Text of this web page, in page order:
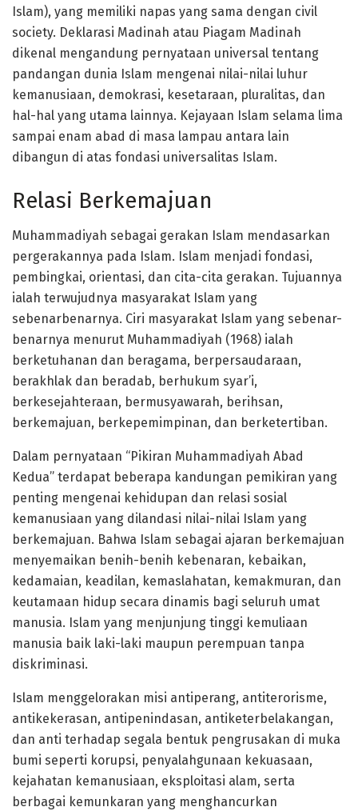
Islam), yang memiliki napas yang sama dengan civil
society. Deklarasi Madinah atau Piagam Madinah
dikenal mengandung pernyataan universal tentang
pandangan dunia Islam mengenai nilai-nilai luhur
kemanusiaan, demokrasi, kesetaraan, pluralitas, dan
hal-hal yang utama lainnya. Kejayaan Islam selama lima
sampai enam abad di masa lampau antara lain
dibangun di atas fondasi universalitas Islam.
Relasi Berkemajuan
Muhammadiyah sebagai gerakan Islam mendasarkan
pergerakannya pada Islam. Islam menjadi fondasi,
pembingkai, orientasi, dan cita-cita gerakan. Tujuannya
ialah terwujudnya masyarakat Islam yang
sebenarbenarnya. Ciri masyarakat Islam yang sebenar-
benarnya menurut Muhammadiyah (1968) ialah
berketuhanan dan beragama, berpersaudaraan,
berakhlak dan beradab, berhukum syar’i,
berkesejahteraan, bermusyawarah, berihsan,
berkemajuan, berkepemimpinan, dan berketertiban.
Dalam pernyataan “Pikiran Muhammadiyah Abad
Kedua” terdapat beberapa kandungan pemikiran yang
penting mengenai kehidupan dan relasi sosial
kemanusiaan yang dilandasi nilai-nilai Islam yang
berkemajuan. Bahwa Islam sebagai ajaran berkemajuan
menyemaikan benih-benih kebenaran, kebaikan,
kedamaian, keadilan, kemaslahatan, kemakmuran, dan
keutamaan hidup secara dinamis bagi seluruh umat
manusia. Islam yang menjunjung tinggi kemuliaan
manusia baik laki-laki maupun perempuan tanpa
diskriminasi.
Islam menggelorakan misi antiperang, antiterorisme,
antikekerasan, antipenindasan, antiketerbelakangan,
dan anti terhadap segala bentuk pengrusakan di muka
bumi seperti korupsi, penyalahgunaan kekuasaan,
kejahatan kemanusiaan, eksploitasi alam, serta
berbagai kemunkaran yang menghancurkan